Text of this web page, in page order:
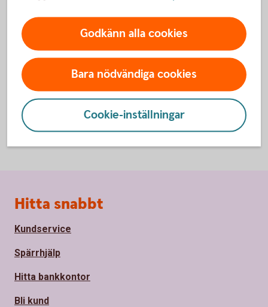
Bloggen för den försiktige investeraren som inte vill
ge avkall på möjligheten.
Blogg Struktureradeprodukter
Godkänn alla cookies
Bara nödvändiga cookies
Cookie-inställningar
Sidfot
Hitta snabbt
Kundservice
Spärrhjälp
Hitta bankkontor
Bli kund